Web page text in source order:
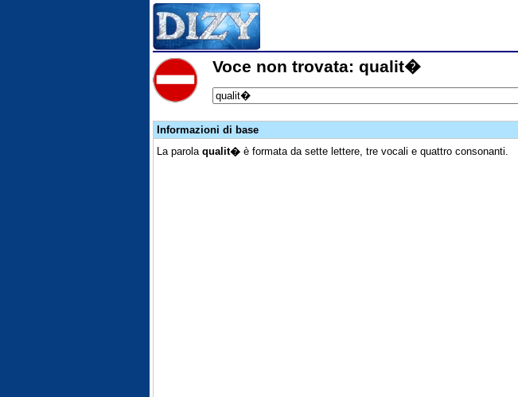
Voce non trovata: qualit�
Informazioni di base
La parola qualit� è formata da sette lettere, tre vocali e quattro consonanti.